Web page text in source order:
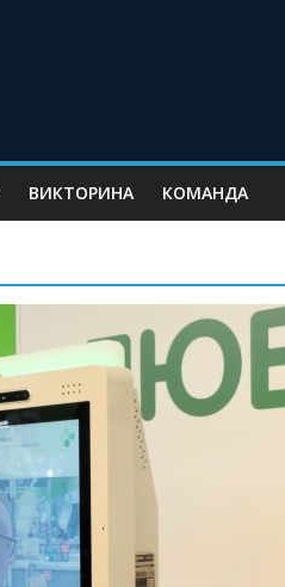
ВИКТОРИНА КОМАНДА